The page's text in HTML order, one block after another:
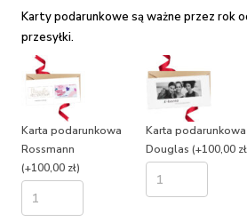
Karty podarunkowe są ważne przez rok
przesyłki.
Karta podarunkowa
Rossmann
(+100,00 zł)
Karta podarunkowa
Douglas (+100,00